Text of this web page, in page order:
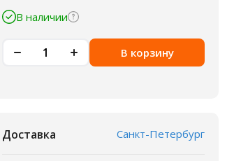
В наличии
В корзину
Доставка Санкт-Петербург